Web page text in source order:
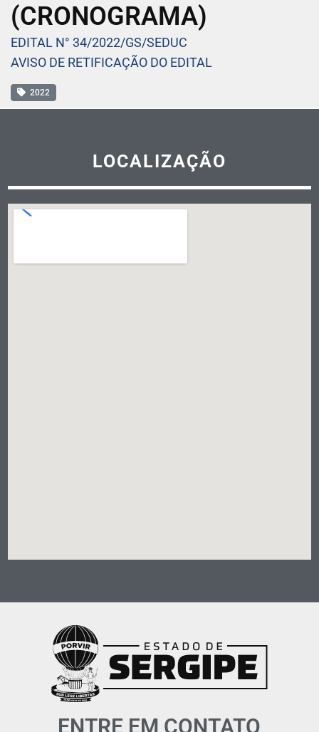
(CRONOGRAMA)
EDITAL N° 34/2022/GS/SEDUC
AVISO DE RETIFICAÇÃO DO EDITAL
2022
LOCALIZAÇÃO
ENTRE EM CONTATO